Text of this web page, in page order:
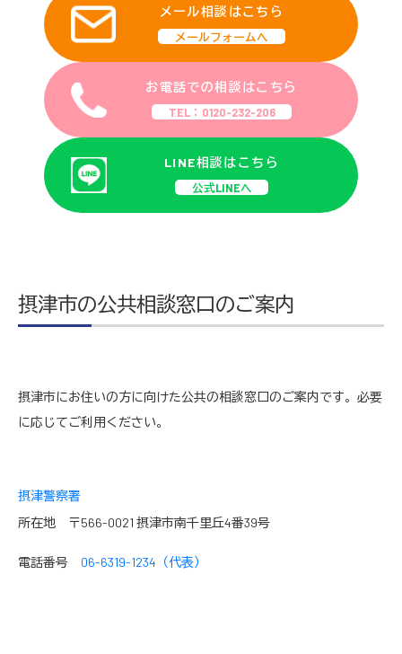
メール相談はこちら
メールフォームへ
お電話での相談はこちら
TEL：0120-232-206
LINE相談はこちら
公式LINEへ
摂津市の公共相談窓口のご案内
摂津市にお住いの方に向けた公共の相談窓口のご案内です。必要
に応じてご利用ください。
摂津警察署
所在地 〒566-0021 摂津市南千里丘4番39号
電話番号 06-6319-1234（代表）